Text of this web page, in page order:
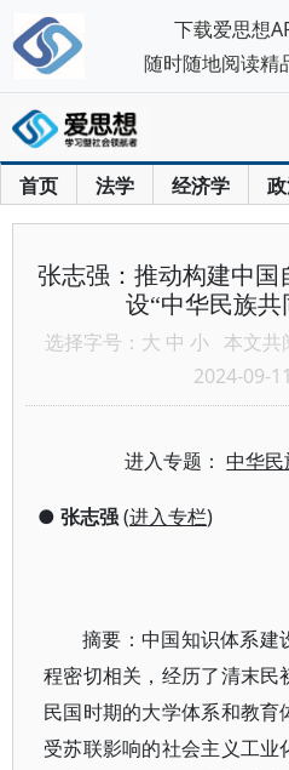
首页 法学 经济学
张志强：推动构建中国
设“中华民族
选择字号： 大 中 小 本文共
2024-09-
进入专题：中华
● 张志强(进入专栏)
摘要：中国知识体系建
程密切相关，经历了清末民
民国时期的大学体系和教
受苏联影响的社会主义工业
下载爱思想
随时随地阅读精